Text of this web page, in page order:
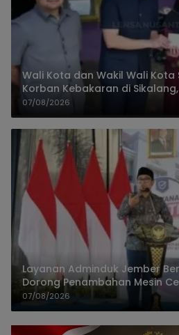
Wali Kota dan Wakil Wali Kota
Korban Kebakaran di
dan Perkuat Mitigasi Bencana
07/08/2026
Layanan Adminduk Jember
Dorong Penambahan Mesin
07/08/2026